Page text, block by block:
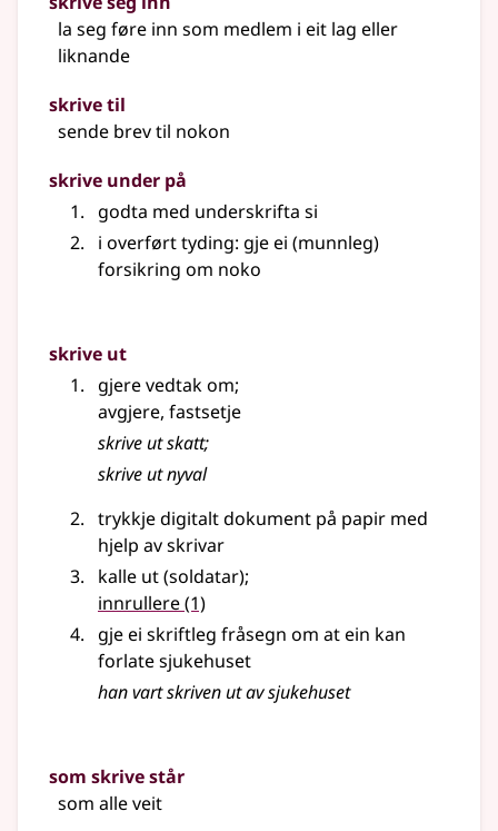
la seg føre inn som medlem i eit lag eller
liknande
skrive til
sende brev til nokon
skrive under på
godta med underskrifta si
i overført tyding: gje ei (munnleg)
forsikring om noko
skrive ut
gjere vedtak om;
avgjere, fastsetje
skrive ut skatt;
skrive ut nyval
trykkje digitalt dokument på papir med
hjelp av skrivar
kalle ut (soldatar);
innrullere(1)
gje ei skriftleg fråsegn om at ein kan
forlate sjukehuset
han vart skriven ut av sjukehuset
som skrive står
som alle veit